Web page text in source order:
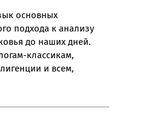
основных
подхода к анализу
до наших дней.
классикам,
и всем,